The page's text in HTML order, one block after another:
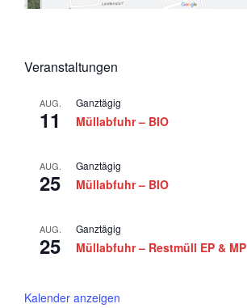
Veranstaltungen
AUG.
11
Ganztägig
Müllabfuhr – BIO
AUG.
25
Ganztägig
Müllabfuhr – BIO
AUG.
25
Ganztägig
Müllabfuhr – Restmüll EP & MP
Kalender anzeigen